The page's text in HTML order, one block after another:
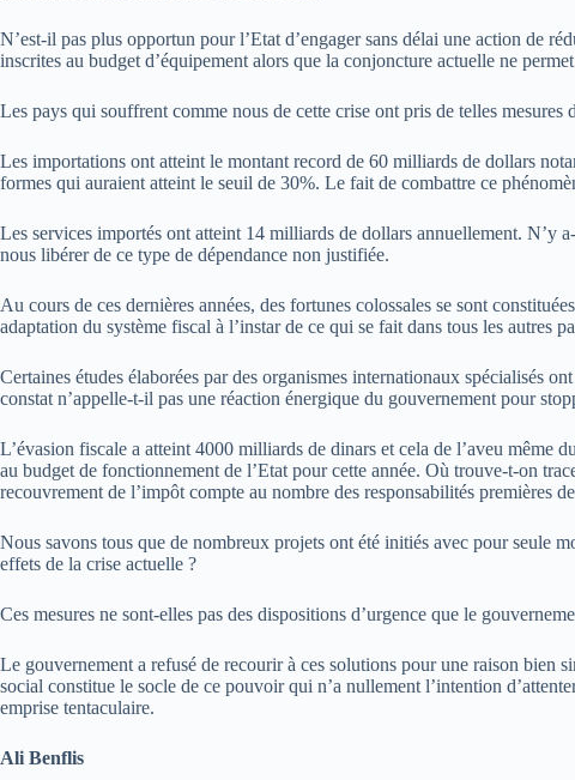
N’est-il pas plus opportun pour l’Etat d’engager sans délai une action de
inscrites au budget d’équipement alors que la conjoncture actuelle ne permet
Les pays qui souffrent comme nous de cette crise ont pris de telles
Les importations ont atteint le montant record de 60 milliards de dollars
formes qui auraient atteint le seuil de 30%. Le fait de combattre ce
Les services importés ont atteint 14 milliards de dollars annuellement. N’y
nous libérer de ce type de dépendance non justifiée.
Au cours de ces dernières années, des fortunes colossales se sont
adaptation du système fiscal à l’instar de ce qui se fait dans tous les autres
Certaines études élaborées par des organismes internationaux spécialisés
constat n’appelle-t-il pas une réaction énergique du gouvernement pour
L’évasion fiscale a atteint 4000 milliards de dinars et cela de l’aveu même
au budget de fonctionnement de l’Etat pour cette année. Où trouve-t-on
recouvrement de l’impôt compte au nombre des responsabilités premières
Nous savons tous que de nombreux projets ont été initiés avec pour seule
effets de la crise actuelle ?
Ces mesures ne sont-elles pas des dispositions d’urgence que le
Le gouvernement a refusé de recourir à ces solutions pour une raison bien
social constitue le socle de ce pouvoir qui n’a nullement l’intention
emprise tentaculaire.
Ali Benflis